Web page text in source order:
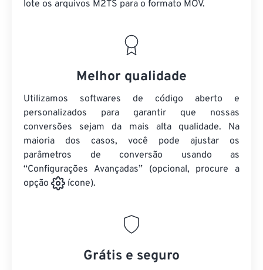
lote os arquivos M2TS para o formato MOV.
Melhor qualidade
Utilizamos softwares de código aberto e
personalizados para garantir que nossas
conversões sejam da mais alta qualidade. Na
maioria dos casos, você pode ajustar os
parâmetros de conversão usando as
“Configurações Avançadas” (opcional, procure a
opção
ícone).
Grátis e seguro